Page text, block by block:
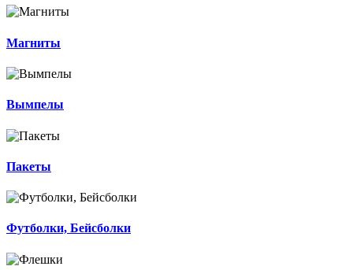
Магниты
Вымпелы
Пакеты
Футболки, Бейсболки